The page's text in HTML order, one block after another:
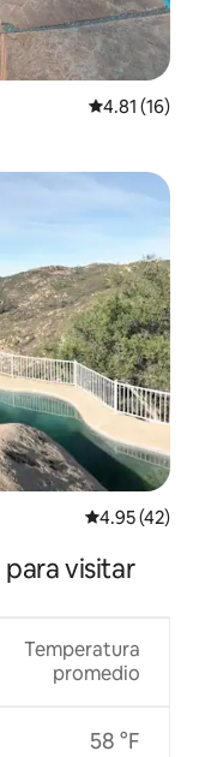
Calificación
4.81 (16)
Calificación
4.95 (42)
para visitar
Temperatura
promedio
58 °F